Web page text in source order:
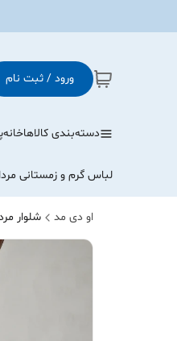
ورود / ثبت نام
دسته‌بندی کالاهاخانه
لباس گرم و زمستانی
او دی مد شلوار